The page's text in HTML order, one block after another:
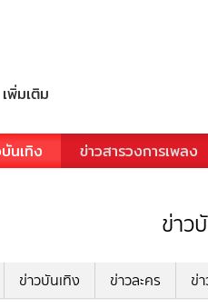
เพิ่มเติม
นเทิง ข่าวสารวงการเพลง
ข่าว
ข่าวบันเทิง ข่าวละคร ข่